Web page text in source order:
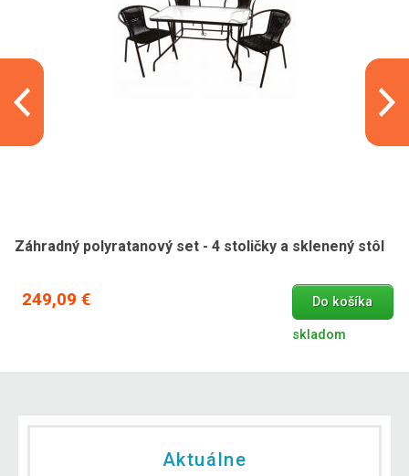
Záhradný polyratanový set - 4 stoličky a sklenený stôl
249,09 € Do košíka
skladom
Aktuálne